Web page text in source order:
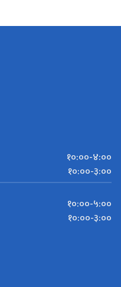
१०:००-४:००
१०:००-३:००
१०:००-५:००
१०:००-३:००